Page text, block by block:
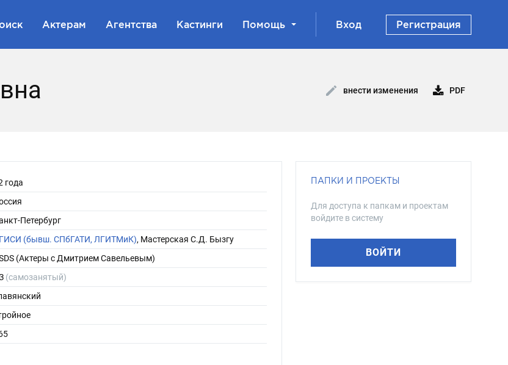
Актерам Агентства Кастинги Помощь Вход Регистрация
внести изменения PDF
года
Петербург
(бывш. СПбГАТИ, ЛГИТМиК), Мастерская С.Д. Бызгу
(Актеры с Дмитрием Савельевым)
(самозанятый)
ПАПКИ И ПРОЕКТЫ
Для доступа к папкам и проектам
войдите в систему
ВОЙТИ